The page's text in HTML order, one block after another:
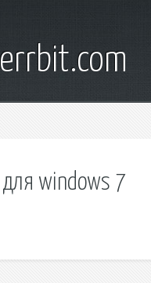
для windows 7